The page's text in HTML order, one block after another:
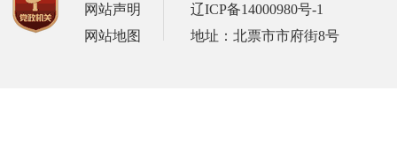
网站声明
网站地图
辽ICP备14000980号-1
地址：北票市市府街8号